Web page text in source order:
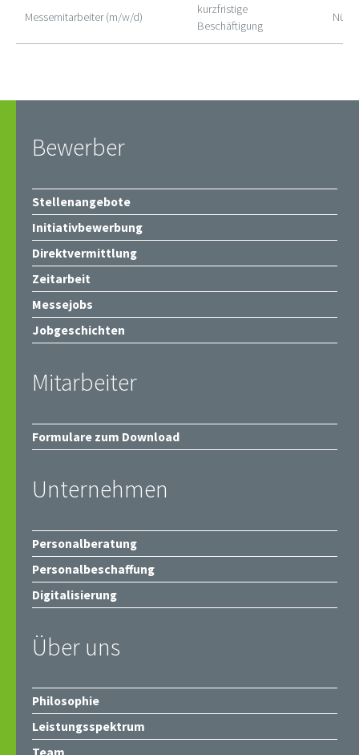
Messemitarbeiter (m/w/d)
kurzfristige
Beschäftigung
Bewerber
Stellenangebote
Initiativbewerbung
Direktvermittlung
Zeitarbeit
Messejobs
Jobgeschichten
Mitarbeiter
Formulare zum Download
Unternehmen
Personalberatung
Personalbeschaffung
Digitalisierung
Über uns
Philosophie
Leistungsspektrum